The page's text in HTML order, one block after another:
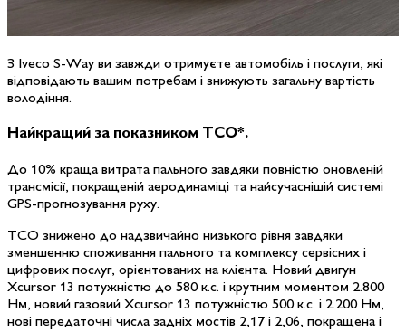
З Iveco S-Way ви завжди отримуєте автомобіль і послуги, які
відповідають вашим потребам і знижують загальну вартість
володіння.
Найкращий за показником TCO*.
До 10% краща витрата пального завдяки повністю оновленій
трансмісії, покращеній аеродинаміці та найсучаснішій системі
GPS-прогнозування руху.
TCO знижено до надзвичайно низького рівня завдяки
зменшенню споживання пального та комплексу сервісних і
цифрових послуг, орієнтованих на клієнта. Новий двигун
Xcursor 13 потужністю до 580 к.с. і крутним моментом 2.800
Нм, новий газовий Xcursor 13 потужністю 500 к.с. і 2.200 Нм,
нові передаточні числа задніх мостів 2,17 і 2,06, покращена і